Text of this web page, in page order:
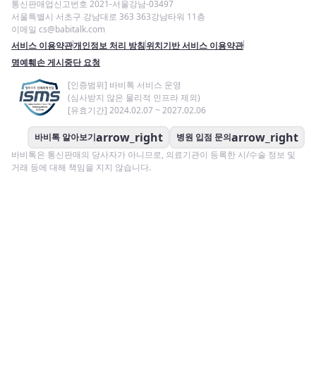
통신판매업신고번호 2021-서울강남-03497
서울특별시 서초구 강남대로 363 363강남타워 11층
이메일 cs@babitalk.com
서비스 이용약관개인정보 처리 방침위치기반 서비스 이용약관
명예훼손 게시중단 요청
[인증범위] 바비톡 서비스 운영
(심사받지 않은 물리적 인프라 제외)
[유효기간] 2024.02.07 ~ 2027.02.06
바비톡 알아보기arrow_right 병원 입점 문의arrow_right
바비톡은 통신판매의 당사자가 아니므로, 의료기관이 등록한 시/수술 정보 및
거래 등에 대해 책임을 지지 않습니다.